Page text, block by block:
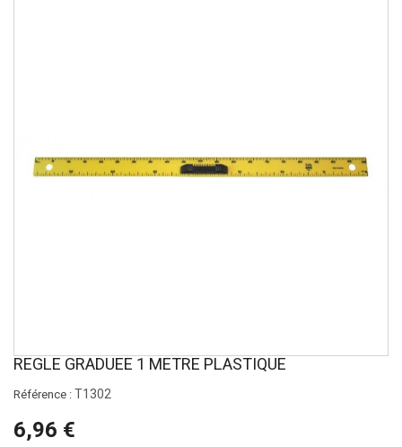
REGLE GRADUEE 1 METRE PLASTIQUE
Référence :T1302
6,96 €